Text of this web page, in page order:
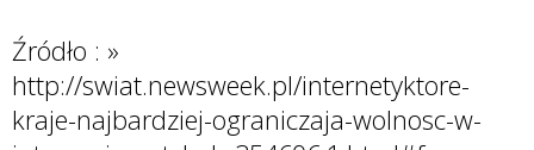
Źródło : »
http://swiat.newsweek.pl/internetyktore-
kraje-najbardziej-ograniczaja-wolnosc-w-